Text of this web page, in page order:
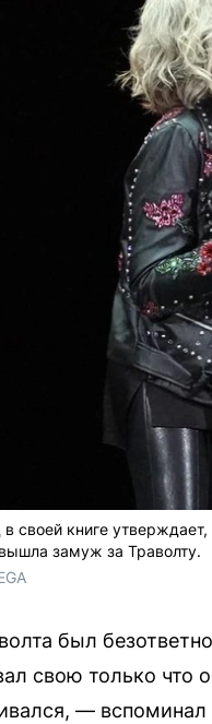
своей книге
замуж за Траволту.
был
свою только что
—